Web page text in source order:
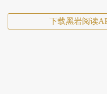
下载黑岩阅读